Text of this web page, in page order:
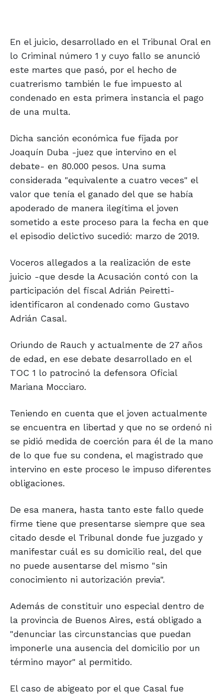
En el juicio, desarrollado en el Tribunal Oral en
lo Criminal número 1 y cuyo fallo se anunció
este martes que pasó, por el hecho de
cuatrerismo también le fue impuesto al
condenado en esta primera instancia el pago
de una multa.
Dicha sanción económica fue fijada por
Joaquín Duba -juez que intervino en el
debate- en 80.000 pesos. Una suma
considerada "equivalente a cuatro veces" el
valor que tenía el ganado del que se había
apoderado de manera ilegítima el joven
sometido a este proceso para la fecha en que
el episodio delictivo sucedió: marzo de 2019.
Voceros allegados a la realización de este
juicio -que desde la Acusación contó con la
participación del fiscal Adrián Peiretti-
identificaron al condenado como Gustavo
Adrián Casal.
Oriundo de Rauch y actualmente de 27 años
de edad, en ese debate desarrollado en el
TOC 1 lo patrocinó la defensora Oficial
Mariana Mocciaro.
Teniendo en cuenta que el joven actualmente
se encuentra en libertad y que no se ordenó ni
se pidió medida de coerción para él de la mano
de lo que fue su condena, el magistrado que
intervino en este proceso le impuso diferentes
obligaciones.
De esa manera, hasta tanto este fallo quede
firme tiene que presentarse siempre que sea
citado desde el Tribunal donde fue juzgado y
manifestar cuál es su domicilio real, del que
no puede ausentarse del mismo "sin
conocimiento ni autorización previa".
Además de constituir uno especial dentro de
la provincia de Buenos Aires, está obligado a
"denunciar las circunstancias que puedan
imponerle una ausencia del domicilio por un
término mayor" al permitido.
El caso de abigeato por el que Casal fue